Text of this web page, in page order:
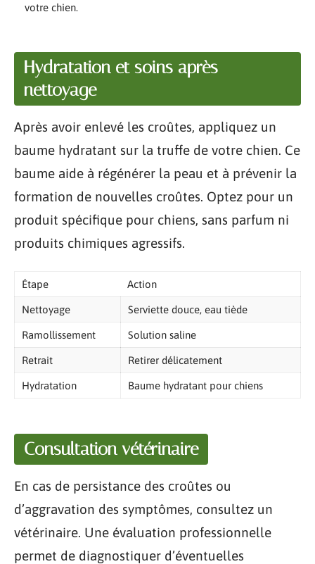
votre chien.
Hydratation et soins après
nettoyage
Après avoir enlevé les croûtes, appliquez un
baume hydratant sur la truffe de votre chien. Ce
baume aide à régénérer la peau et à prévenir la
formation de nouvelles croûtes. Optez pour un
produit spécifique pour chiens, sans parfum ni
produits chimiques agressifs.
Étape Action
Nettoyage Serviette douce, eau tiède
Ramollissement Solution saline
Retrait Retirer délicatement
Hydratation Baume hydratant pour chiens
Consultation vétérinaire
En cas de persistance des croûtes ou
d’aggravation des symptômes, consultez un
vétérinaire. Une évaluation professionnelle
permet de diagnostiquer d’éventuelles